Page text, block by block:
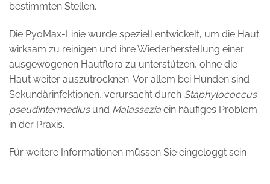
bestimmten Stellen.
Die PyoMax-Linie wurde speziell entwickelt, um die Haut
wirksam zu reinigen und ihre Wiederherstellung einer
ausgewogenen Hautflora zu unterstützen, ohne die
Haut weiter auszutrocknen. Vor allem bei Hunden sind
Sekundärinfektionen, verursacht durch Staphylococcus
pseudintermedius und Malassezia ein häufiges Problem
in der Praxis.
Für weitere Informationen müssen Sie eingeloggt sein